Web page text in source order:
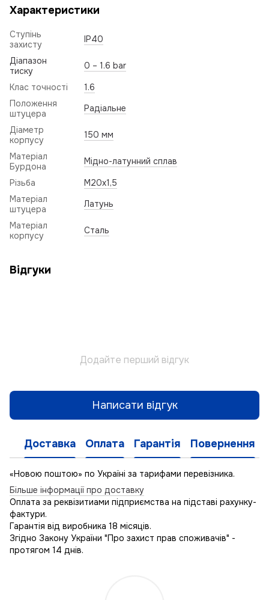
Характеристики
Ступінь
захисту
IP40
Діапазон
тиску
0 – 1.6 bar
Клас точності
1.6
Положення
штуцера
Радіальне
Діаметр
корпусу
150 мм
Матеріал
Бурдона
Мідно-латунний сплав
Різьба
M20x1,5
Матеріал
штуцера
Латунь
Матеріал
корпусу
Сталь
Відгуки
Додайте перший відгук
Написати відгук
Доставка Оплата Гарантія Повернення
«Новою поштою» по Україні за тарифами перевізника.
Більше інформації про доставку
Оплата за реквізитиами підприємства на підставі рахунку-
фактури.
Гарантія від виробника 18 місяців.
Згідно Закону України "Про захист прав споживачів" -
протягом 14 днів.